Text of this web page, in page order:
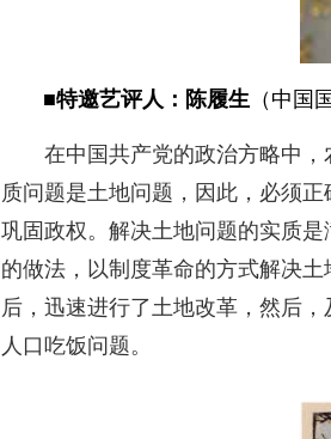
■特邀艺评人：陈履生 （中国
在中国共产党的政治方略中
质问题是土地问题，因此，必须
巩固政权。解决土地问题的实质
的做法，以制度革命的方式解决
后，迅速进行了土地改革，然后
人口吃饭问题。